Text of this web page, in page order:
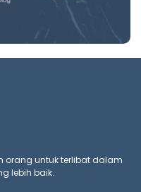
orang untuk terlibat dalam
lebih baik.